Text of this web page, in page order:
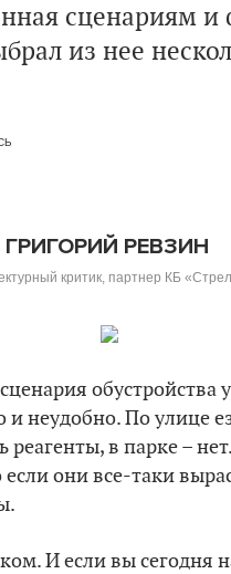
сценариям
из нее
ГРИГОРИЙ РЕВЗИН
критик, партнер КБ
неудобно. По улице
в парке –
они все-таки
И если вы сегодня